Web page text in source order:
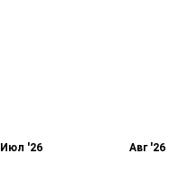
Июл '26 Авг '26